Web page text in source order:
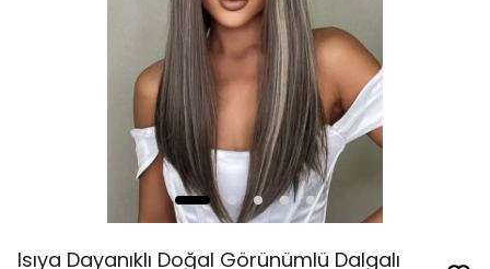
Isıya Dayanıklı Doğal Görünümlü Dalgalı